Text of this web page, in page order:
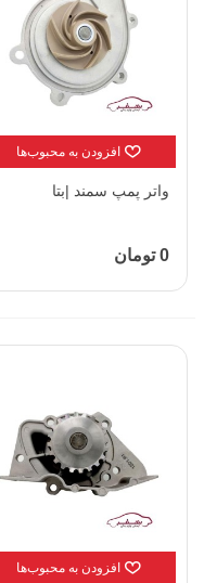
افزودن به محبوب‌ها
واتر پمپ سمند |بتا
0 تومان
افزودن به محبوب‌ها